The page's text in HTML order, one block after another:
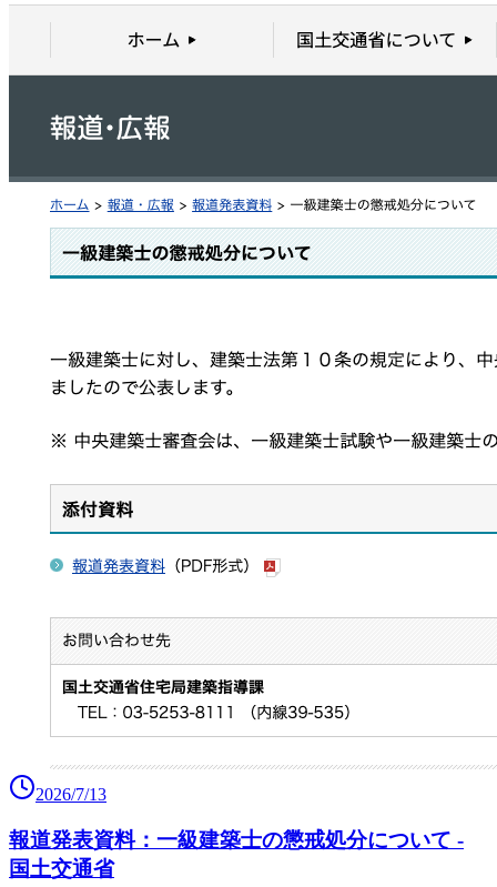
2026/7/13
報道発表資料：一級建築士の懲戒処分について -
国土交通省